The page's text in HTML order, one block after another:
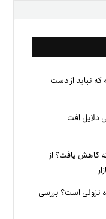
که نباید از دست
دلایل افت
۲۴ ساعت گذشته کاهش یافت؟ از
نزولی است؟ بررسی